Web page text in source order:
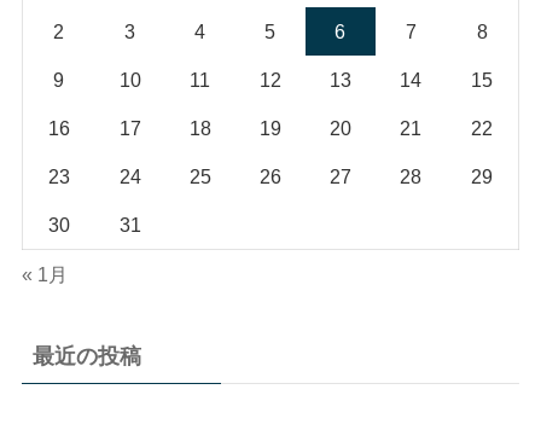
2 3 4 5 6 7 8
9 10 11 12 13 14 15
16 17 18 19 20 21 22
23 24 25 26 27 28 29
30 31
« 1月
最近の投稿